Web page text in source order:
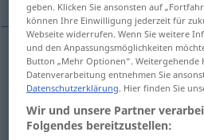
Ediktn editto
Erlassm edittolegge
geben. Klicken Sie ansonsten auf
können Ihre Einwilligung jederzeit für
Webseite widerrufen. Wenn Sie weitere
und den Anpassungsmöglichkeiten
Button „Mehr Optionen“. Weitergehende
Datenverarbeitung entnehmen Sie
Datenschutzerklärung. Hier finden Sie
Wir und unsere Partner
Folgendes bereitzustellen: